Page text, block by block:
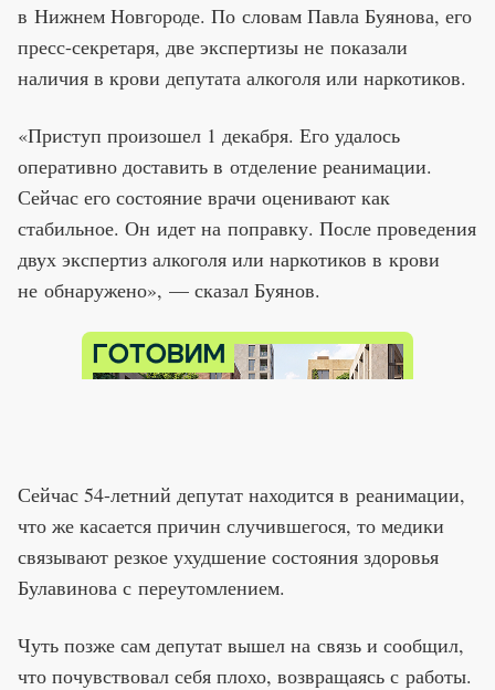
в Нижнем Новгороде. По словам Павла Буянова, его
пресс-секретаря, две экспертизы не показали
наличия в крови депутата алкоголя или наркотиков.
«Приступ произошел 1 декабря. Его удалось
оперативно доставить в отделение реанимации.
Сейчас его состояние врачи оценивают как
стабильное. Он идет на поправку. После проведения
двух экспертиз алкоголя или наркотиков в крови
не обнаружено», — сказал Буянов.
Сейчас 54-летний депутат находится в реанимации,
что же касается причин случившегося, то медики
связывают резкое ухудшение состояния здоровья
Булавинова с переутомлением.
Чуть позже сам депутат вышел на связь и сообщил,
что почувствовал себя плохо, возвращаясь с работы.